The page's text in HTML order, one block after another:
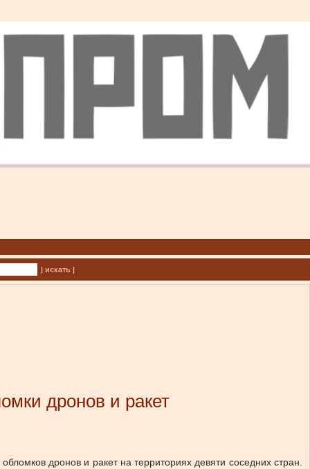
| искать |
дронов и ракет
дронов и ракет на территориях девяти соседних стран.